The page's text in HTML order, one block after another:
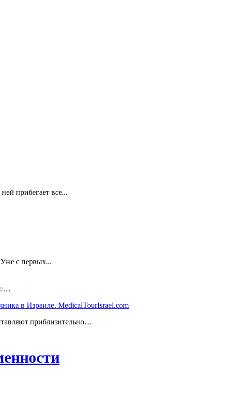
прибегает все...
Уже с первых...
в Израиле. MedicalTourIsrael.com
приблизительно…